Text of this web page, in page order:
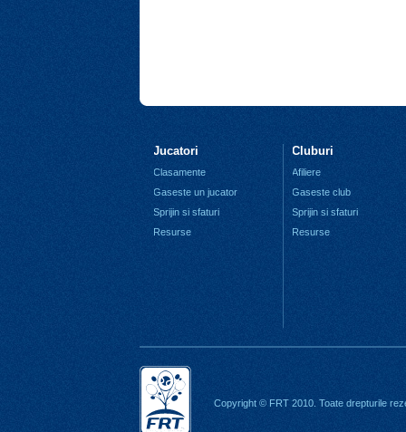
Jucatori
Clasamente
Gaseste un jucator
Sprijin si sfaturi
Resurse
Cluburi
Afiliere
Gaseste club
Sprijin si sfaturi
Resurse
Copyright © FRT 2010. Toate drepturile